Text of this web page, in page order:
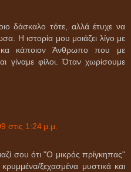
δάσκαλο τότε, αλλά έτυχε να
Η ιστορία μου μοιάζει λίγο με
κάποιον Άνθρωπο που με
γίναμε φίλοι. Όταν χωρίσουμε
στις 1:24 μ.μ.
σου ότι "Ο μικρός πρίγκηπας"
ξεχασμένα μυστικά και